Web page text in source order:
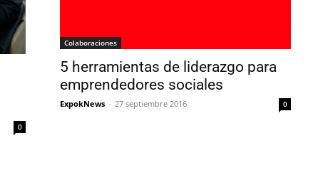
0
Colaboraciones
5 herramientas de liderazgo para
emprendedores sociales
ExpokNews - 27 septiembre 2016 0